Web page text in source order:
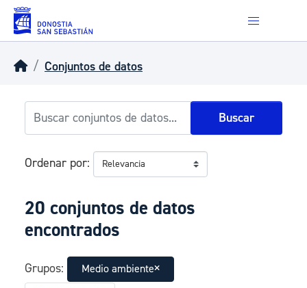
Skip to main content
Conjuntos de datos
Buscar
Ordenar por
20 conjuntos de datos
encontrados
Grupos: Medio ambiente